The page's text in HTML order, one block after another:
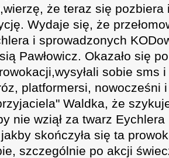
że teraz się
Wydaje się, że
i sprowadzonych
Pawłowicz. Okazało się
sobie sms
platformersi, nowocześni
Waldka, że
nie wziął za twarz
skończyła się ta
szczególnie po akcji